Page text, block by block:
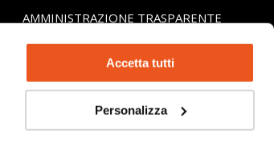
Accetta tutti
Personalizza
AMMINISTRAZIONE TRASPARENTE